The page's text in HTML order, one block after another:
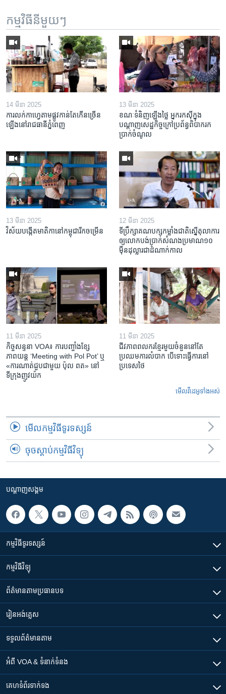
កម្មវិធី​នីមួយៗ
14 មីនា 2025
ការលក់​កាហ្វេ​តាម​ផ្លូវ​កាន់តែ​កើន​ច្រើន​
ឡើង​នៅ​រាជធានី​ភ្នំពេញ
13 មីនា 2025
ខណៈទំនិញឡើងថ្លៃ អ្នករកស៊ីក្នុង​
បណ្តាញ​សេដ្ឋកិច្ចក្រៅ​ប្រព័ន្ធពិបាក​រក​
ប្រាក់​ចំណូល
13 មីនា 2025
វិស័យ​បង្កើត​មាតិកា​នៅ​កម្ពុជា​រីក​ចម្រើន
12 មីនា 2025
ទីប្រឹក្សា​គណបក្ស​កម្លាំង​ជាតិ​ស្នើ​តុលាការ​
ឲ្យ​លោក​បង់ប្រាក់​សំណង​ប្រមាណ​១០​
ម៉ឺន​ដុល្លារ​ជា​ដំណាក់កាល
11 មីនា 2025
កិច្ចសន្ទនា VOA៖ ការ​បញ្ចាំង​ខ្សែ
ភាពយន្ត ‘Meeting with Pol Pot’ ឬ
«ការណាត់ជួប​ជាមួយ​ ប៉ុល ពត» នៅ
ទីក្រុងញូវយ៉ក​
11 មីនា 2025
ជីវភាពពលករខ្មែរមួយចំនួននៅតែ
ប្រឈមការលំបាក បើទោះធ្វើការនៅ
ប្រទេសថៃ
មើល​វីដេអូ​ទាំង​អស់
មើល​កម្មវិធី​ទូរទស្សន៍
ចុចស្តាប់កម្មវិធីវិទ្យុ
បណ្តាញ​សង្គម
កម្មវិធី​ទូរទស្សន៍
កម្មវិធី​វិទ្យុ
ព័ត៌មាន​តាមប្រធានបទ​
រៀន​​អង់គ្លេស
ទទួល​ព័ត៌មាន​តាម
អំពី​ VOA & ទំនាក់ទំនង
គេហទំព័រ​​ទាក់ទង